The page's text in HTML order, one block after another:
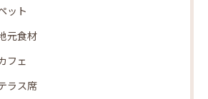
ット
元食材
フェ
ラス席